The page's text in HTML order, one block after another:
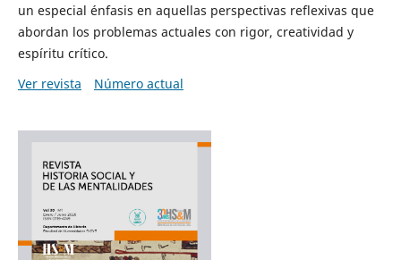
un especial énfasis en aquellas perspectivas reflexivas que
abordan los problemas actuales con rigor, creatividad y
espíritu crítico.
Ver revista
Número actual